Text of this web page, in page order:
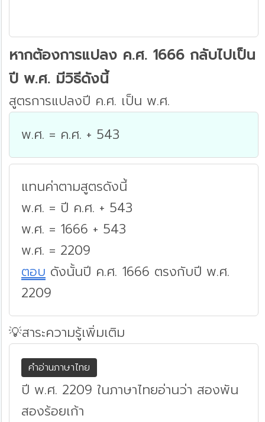
หากต้องการแปลง ค.ศ. 1666 กลับไปเป็น
ปี พ.ศ. มีวิธีดังนี้
สูตรการแปลงปี ค.ศ. เป็น พ.ศ.
พ.ศ. = ค.ศ. + 543
แทนค่าตามสูตรดังนี้
พ.ศ. = ปี ค.ศ. + 543
พ.ศ. = 1666 + 543
พ.ศ. = 2209
ตอบ ดังนั้นปี ค.ศ. 1666 ตรงกับปี พ.ศ.
2209
💡สาระความรู้เพิ่มเติม
คำอ่านภาษาไทย
ปี พ.ศ. 2209 ในภาษาไทยอ่านว่า สองพัน
สองร้อยเก้า